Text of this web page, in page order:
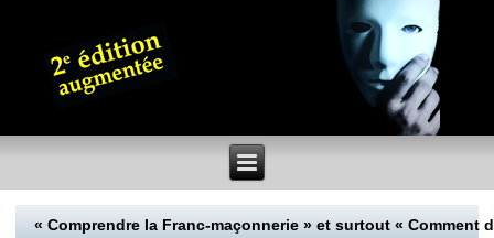
« Comprendre la Franc-maçonnerie » et surtout « Comment